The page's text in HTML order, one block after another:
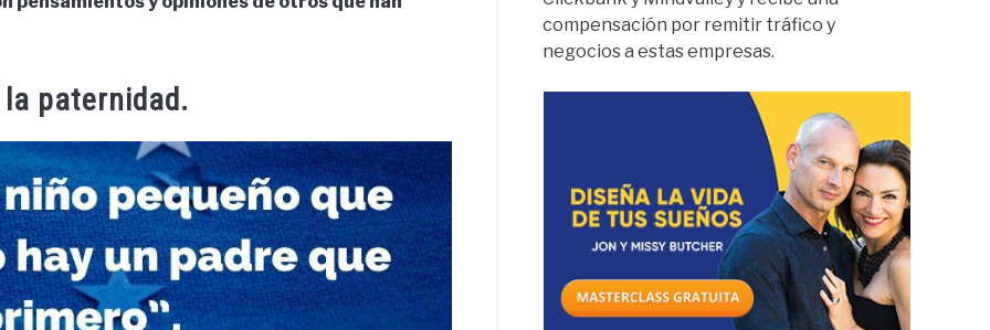
paternidad.
compensación por remitir tráfico y
negocios a estas empresas.